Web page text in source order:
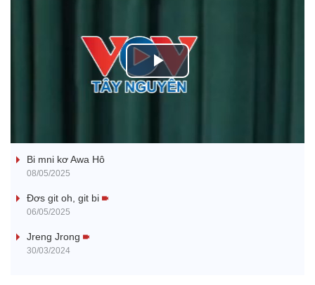
P
a
Bi mni kơ Awa Hô
08/05/2025
Đơs git oh, git bi
06/05/2025
Jreng Jrong
30/03/2024